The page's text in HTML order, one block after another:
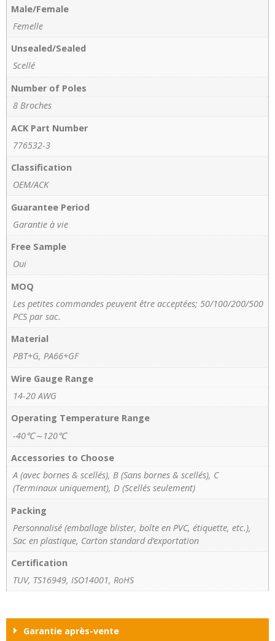
Male/Female
Femelle
Unsealed/Sealed
Scellé
Number of Poles
8 Broches
ACK Part Number
776532-3
Classification
OEM/ACK
Guarantee Period
Garantie à vie
Free Sample
Oui
MOQ
Les petites commandes peuvent être acceptées; 50/100/200/500
PCS par sac.
Material
PBT+G, PA66+GF
Wire Gauge Range
14-20 AWG
Operating Temperature Range
-40℃～120℃
Accessories to Choose
A (avec bornes & scellés), B (Sans bornes & scellés), C
(Terminaux uniquement), D (Scellés seulement)
Packing
Personnalisé (emballage blister, boîte en PVC, étiquette, etc.),
Sac en plastique, Carton standard d’exportation
Certification
TUV, TS16949, ISO14001, RoHS
Garantie après-vente